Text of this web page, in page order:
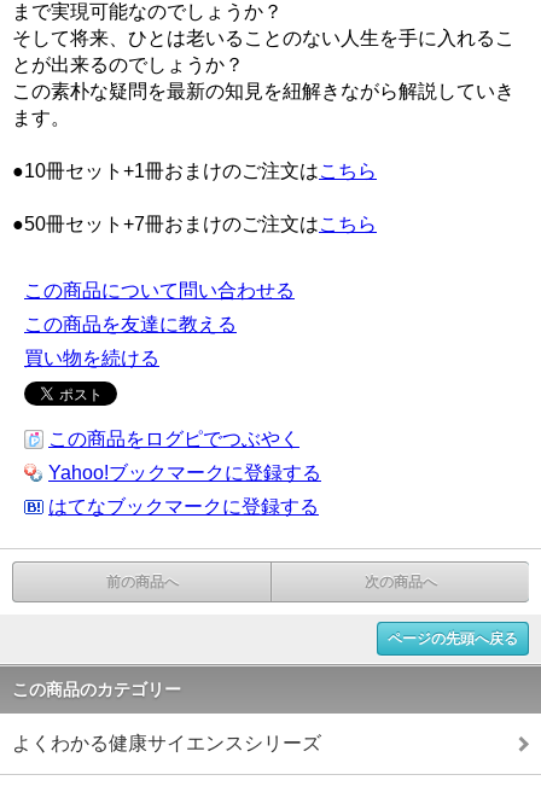
まで実現可能なのでしょうか？
そして将来、ひとは老いることのない人生を手に入れるこ
とが出来るのでしょうか？
この素朴な疑問を最新の知見を紐解きながら解説していき
ます。
●10冊セット+1冊おまけのご注文はこちら
●50冊セット+7冊おまけのご注文はこちら
この商品について問い合わせる
この商品を友達に教える
買い物を続ける
この商品をログピでつぶやく
Yahoo!ブックマークに登録する
はてなブックマークに登録する
前の商品へ 次の商品へ
ページの先頭へ戻る
この商品のカテゴリー
よくわかる健康サイエンスシリーズ